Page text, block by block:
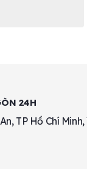
24H
TP Hồ Chí